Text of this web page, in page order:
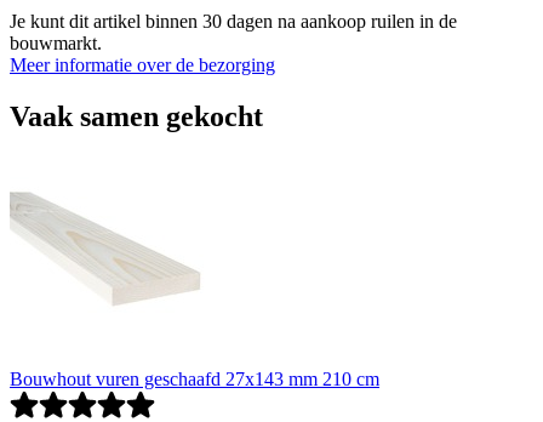
Je kunt dit artikel binnen 30 dagen na aankoop ruilen in de
bouwmarkt.
Meer informatie over de bezorging
Vaak samen gekocht
Bouwhout vuren geschaafd 27x143 mm 210 cm